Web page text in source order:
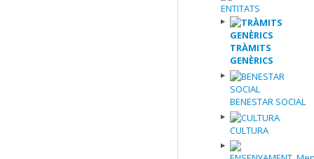
ENTITATS
TRÀMITS
GENÈRICS
BENESTAR SOCIAL
CULTURA